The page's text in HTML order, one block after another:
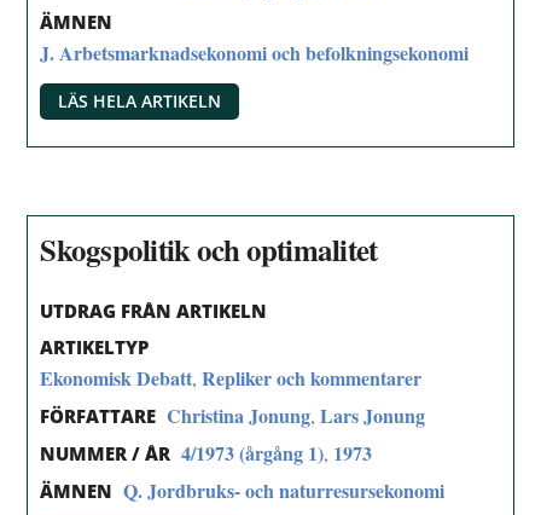
ÄMNEN
J. Arbetsmarknadsekonomi och befolkningsekonomi
LÄS HELA ARTIKELN
Skogspolitik och optimalitet
UTDRAG FRÅN ARTIKELN
ARTIKELTYP
Ekonomisk Debatt,Repliker och kommentarer
FÖRFATTARE Christina Jonung,Lars Jonung
NUMMER / ÅR 4/1973 (årgång 1), 1973
ÄMNEN Q. Jordbruks- och naturresursekonomi